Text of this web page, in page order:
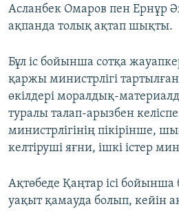
Асланбек Омаров пен Ернұр
ақпанда толық ақтап шықты.
Бұл іс бойынша сотқа
қаржы министрлігі
өкілдері моралдық-
туралы талап-арызбен
министрлігінің пікірінше,
келтіруші яғни, ішкі істер
Ақтөбеде Қаңтар ісі
уақыт қамауда болып, кейін